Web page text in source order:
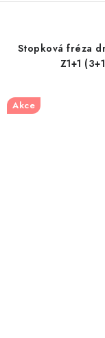
Stopková fréza
Z1+1
Akce